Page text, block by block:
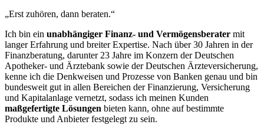
„Erst zuhören, dann beraten.“
Ich bin ein unabhängiger Finanz- und Vermögensberater mit
langer Erfahrung und breiter Expertise. Nach über 30 Jahren in der
Finanzberatung, darunter 23 Jahre im Konzern der Deutschen
Apotheker- und Ärztebank sowie der Deutschen Ärzteversicherung,
kenne ich die Denkweisen und Prozesse von Banken genau und bin
bundesweit gut in allen Bereichen der Finanzierung, Versicherung
und Kapitalanlage vernetzt, sodass ich meinen Kunden
maßgefertigte Lösungen bieten kann, ohne auf bestimmte
Produkte und Anbieter festgelegt zu sein.